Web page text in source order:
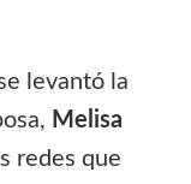
levantó la
Melisa
redes que